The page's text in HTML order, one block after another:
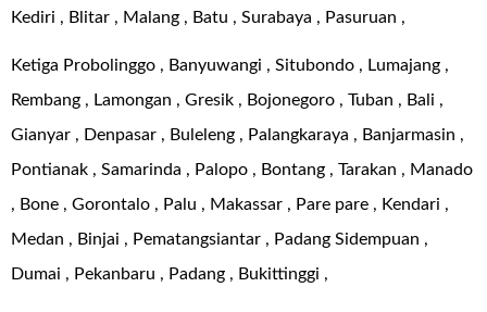
Kediri , Blitar , Malang , Batu , Surabaya , Pasuruan ,
Ketiga Probolinggo , Banyuwangi , Situbondo , Lumajang ,
Rembang , Lamongan , Gresik , Bojonegoro , Tuban , Bali ,
Gianyar , Denpasar , Buleleng , Palangkaraya , Banjarmasin ,
Pontianak , Samarinda , Palopo , Bontang , Tarakan , Manado
, Bone , Gorontalo , Palu , Makassar , Pare pare , Kendari ,
Medan , Binjai , Pematangsiantar , Padang Sidempuan ,
Dumai , Pekanbaru , Padang , Bukittinggi ,